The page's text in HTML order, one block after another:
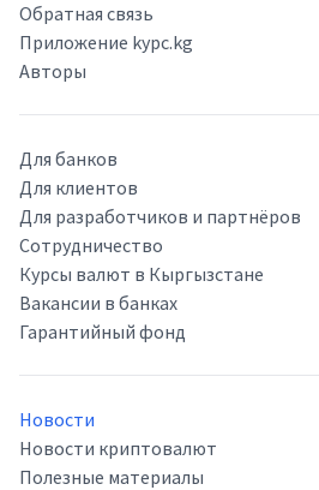
Обратная связь
Приложение kypc.kg
Авторы
Для банков
Для клиентов
Для разработчиков и партнёров
Сотрудничество
Курсы валют в Кыргызстане
Вакансии в банках
Гарантийный фонд
Новости
Новости криптовалют
Полезные материалы